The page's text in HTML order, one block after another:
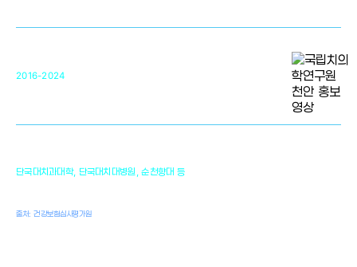
2016-2024 34
단국대치과대학, 단국대치대병원, 순천향대 등
출처: 건강보험심사평가원